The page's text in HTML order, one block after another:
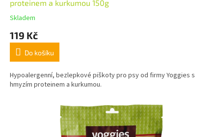
proteinem a kurkumou 150g
Skladem
119 Kč
Do košíku
Hypoalergenní, bezlepkové piškoty pro psy od firmy Yoggies s
hmyzím proteinem a kurkumou.